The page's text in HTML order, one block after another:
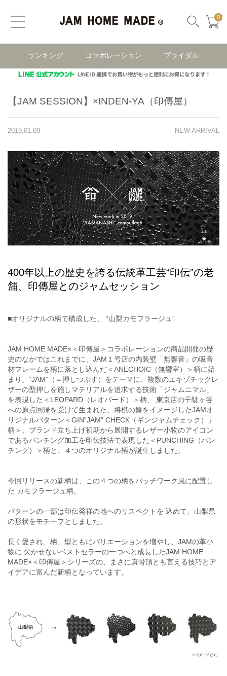
0
ランキング コラボレーション ブライダル
【JAM SESSION】×INDEN-YA（印傳屋）
2019.01.09 NEW ARRIVAL
400年以上の歴史を誇る伝統革工芸“印伝”の老
舗、印傳屋とのジャムセッション
■オリジナルの柄で構成した、 “山梨カモフラージュ”
JAM HOME MADE×＜印傳屋＞コラボレーションの商品開発の歴
史のなかではこれまでに、JAM１号店の内装壁「無響音」の吸音
材フレームを柄に落とし込んだ＜ANECHOIC（無響室）＞柄に始
まり、“JAM”（＝押しつぶす）をテーマに、複数のエキゾチックレ
ザーの型押しを施しマテリアルを追求する技術「ジャムニマル」
を表現した＜LEOPARD（レオパード）＞柄、 東京店の千駄ヶ谷
への原点回帰を受けて生まれた、将棋の盤をイメージしたJAMオ
リジナルパターン＜GIN”JAM” CHECK（ギンジャムチェック）」
柄＞、ブランド立ち上げ初期から展開するレザー小物のアイコン
であるパンチング加工を印伝技法で表現した＜PUNCHING（パン
チング）＞柄と、４つのオリジナル柄が誕生しました。
今回リリースの新柄は、この４つの柄をパッチワーク風に配置し
た カモフラージュ柄。
パターンの一部は印伝発祥の地へのリスペクトを 込めて、山梨県
の形状をモチーフとしました。
長く愛され、柄、型ともにバリエーションを増やし、JAMの革小
物に 欠かせないベストセラーの一つへと成長したJAM HOME
MADE×＜印傳屋＞シリーズの、まさに真骨頂とも言える技巧とア
イデアに富んだ新柄となっています。